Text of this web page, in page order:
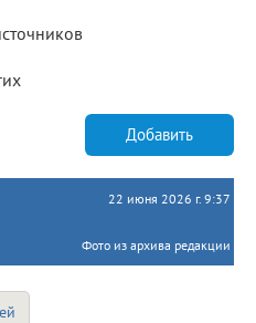
Добавить
22 июня 2026 г. 9:37
Фото из архива редакции